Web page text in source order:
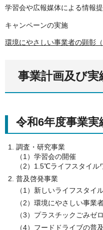
学習会や広報媒体による情報
キャンペーンの実施
環境にやさしい事業者の顕彰
事業計画及び実
令和6年度事業実
調査・研究事業
（1）学習会の開催
（2）1.5℃ライフスタイ
普及啓発事業
（1）新しいライフスタイ
（2）環境にやさしい事業
（3）プラスチックごみゼ
（4）フードドライブの普